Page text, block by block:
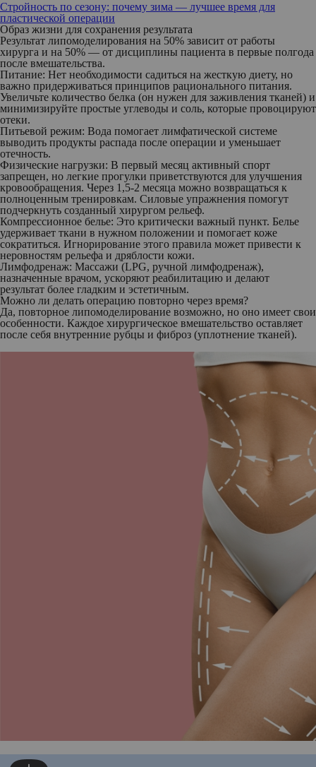
Стройность по сезону: почему зима — лучшее время для
пластической операции
Образ жизни для сохранения результата
Результат липомоделирования на 50% зависит от работы
хирурга и на 50% — от дисциплины пациента в первые полгода
после вмешательства.
Питание: Нет необходимости садиться на жесткую диету, но
важно придерживаться принципов рационального питания.
Увеличьте количество белка (он нужен для заживления тканей) и
минимизируйте простые углеводы и соль, которые провоцируют
отеки.
Питьевой режим: Вода помогает лимфатической системе
выводить продукты распада после операции и уменьшает
отечность.
Физические нагрузки: В первый месяц активный спорт
запрещен, но легкие прогулки приветствуются для улучшения
кровообращения. Через 1,5-2 месяца можно возвращаться к
полноценным тренировкам. Силовые упражнения помогут
подчеркнуть созданный хирургом рельеф.
Компрессионное белье: Это критически важный пункт. Белье
удерживает ткани в нужном положении и помогает коже
сократиться. Игнорирование этого правила может привести к
неровностям рельефа и дряблости кожи.
Лимфодренаж: Массажи (LPG, ручной лимфодренаж),
назначенные врачом, ускоряют реабилитацию и делают
результат более гладким и эстетичным.
Можно ли делать операцию повторно через время?
Да, повторное липомоделирование возможно, но оно имеет свои
особенности. Каждое хирургическое вмешательство оставляет
после себя внутренние рубцы и фиброз (уплотнение тканей).